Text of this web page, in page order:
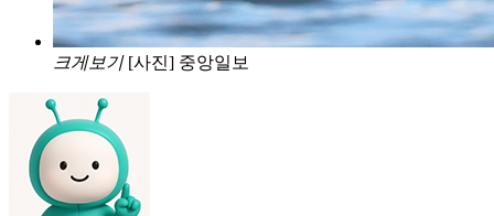
크게보기 [사진] 중앙일보